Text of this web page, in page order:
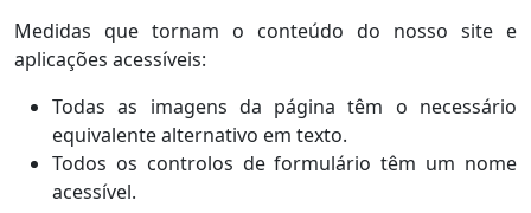
Medidas que tornam o conteúdo do nosso site e
aplicações acessíveis:
Todas as imagens da página têm o necessário
equivalente alternativo em texto.
Todos os controlos de formulário têm um nome
acessível.